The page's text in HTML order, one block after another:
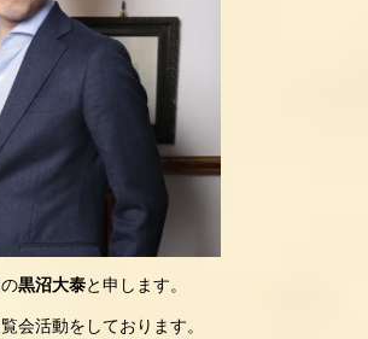
黒沼大泰と申します。
会活動をしております。